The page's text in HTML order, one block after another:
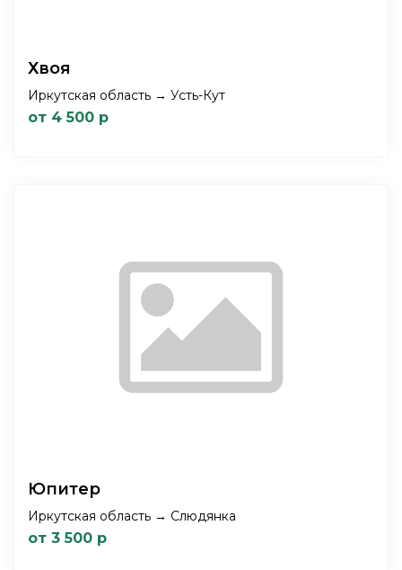
Хвоя
Иркутская область → Усть-Кут
от 4 500 р
Юпитер
Иркутская область → Слюдянка
от 3 500 р